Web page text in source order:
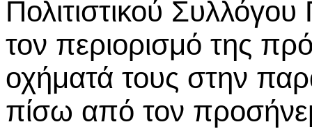
Πολιτιστικού
τον περιορισμό της
οχήματά τους στην
πίσω από τον